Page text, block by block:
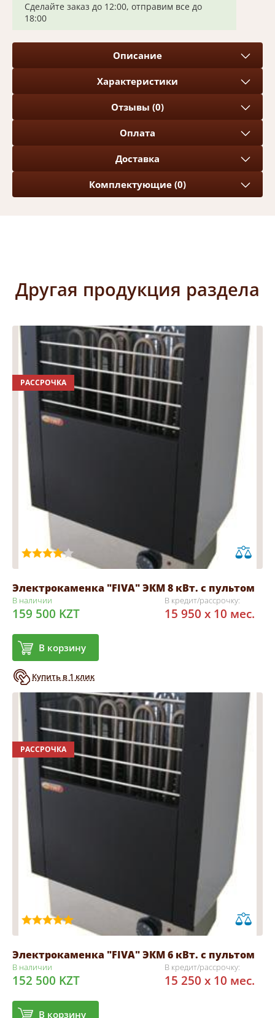
Сделайте заказ до 12:00, отправим все до
18:00
Описание
Характеристики
Отзывы (0)
Оплата
Доставка
Комплектующие (0)
Другая продукция раздела
РАССРОЧКА
Электрокаменка "FIVA" ЭКМ 8 кВт. с пультом
В наличии
159 500 KZT
В корзину
Купить в 1 клик
В кредит/рассрочку:
15 950 x 10 мес.
РАССРОЧКА
Электрокаменка "FIVA" ЭКМ 6 кВт. с пультом
В наличии
152 500 KZT
В корзину
В кредит/рассрочку:
15 250 x 10 мес.